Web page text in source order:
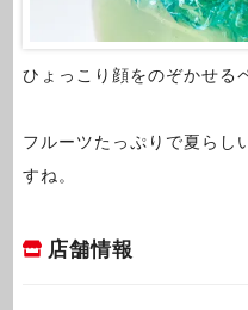
ひょっこり顔をのぞかせる
フルーツたっぷりで夏らし
すね。
店舗情報